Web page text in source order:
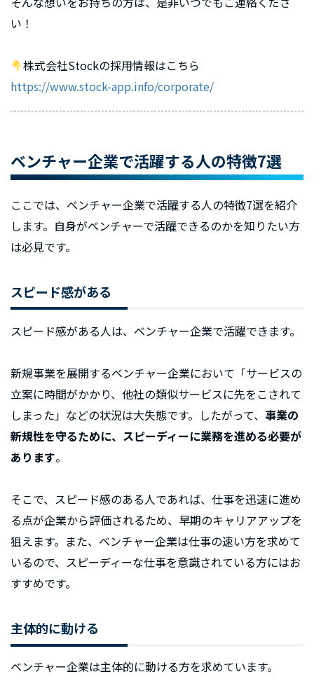
い！
株式会社Stockの採用情報はこちら
https://www.stock-app.info/corporate/
ベンチャー企業で活躍する人の特徴7選
ここでは、ベンチャー企業で活躍する人の特徴7選を紹介
します。自身がベンチャーで活躍できるのかを知りたい方
は必見です。
スピード感がある
スピード感がある人は、ベンチャー企業で活躍できます。
新規事業を展開するベンチャー企業において「サービスの
立案に時間がかかり、他社の類似サービスに先をこされて
しまった」などの状況は大失態です。したがって、 事業の
新規性を守るために、スピーディーに業務を進める必要が
あります。
そこで、スピード感のある人であれば、仕事を迅速に進め
る点が企業から評価されるため、早期のキャリアアップを
狙えます。また、ベンチャー企業は仕事の速い方を求めて
いるので、スピーディーな仕事を意識されている方にはお
すすめです。
主体的に動ける
ベンチャー企業は主体的に動ける方を求めています。